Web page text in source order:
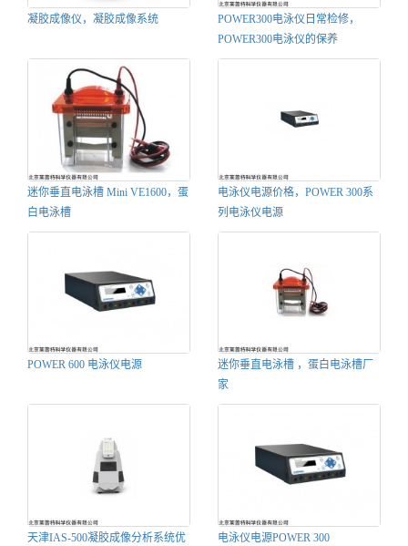
凝胶成像仪，凝胶成像系统
POWER300电泳仪日常检修，
POWER300电泳仪的保养
迷你垂直电泳槽 Mini VE1600，蛋
白电泳槽
电泳仪电源价格，POWER 300系
列电泳仪电源
POWER 600 电泳仪电源
迷你垂直电泳槽 ，蛋白电泳槽厂
家
天津IAS-500凝胶成像分析系统优
电泳仪电源POWER 300